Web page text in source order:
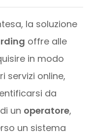
la soluzione
offre alle
in modo
servizi online,
da
un operatore,
un sistema